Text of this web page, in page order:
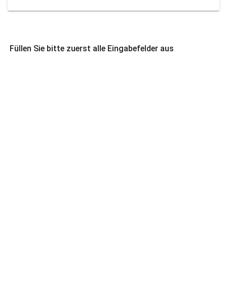
Füllen Sie bitte zuerst alle Eingabefelder aus